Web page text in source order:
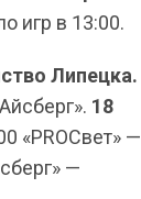
игр в 13:00.
Липецка.
18
«PROСвет» —
—